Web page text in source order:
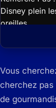
Vous
cherchez
de